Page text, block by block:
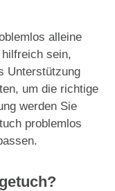
alleine
sein,
Unterstützung
um die richtige
werden Sie
problemlos